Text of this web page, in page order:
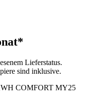
Lieferstatus.
sind inklusive.
COMFORT MY25